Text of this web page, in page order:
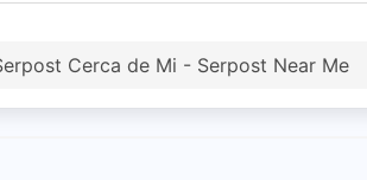
Cerca de Mi - Serpost Near Me